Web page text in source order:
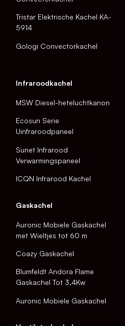
Tristar Elektrische Kachel KA-
5914
Gologi Convectorkachel
Infraroodkachel
MSW Diesel-heteluchtkanon
Ecosun Serie
Uinfraroodpaneel
Sunet Infrarood
Verwarmingspaneel
ICQN Infrarood Kachel
Gaskachel
Auronic Mobiele Gaskachel
met Wieltjes tot 60 m
Coazy Gaskachel
Blumfeldt Andora Flame
Gaskachel Tot 3,4Kw
Auronic Mobiele Gaskachel